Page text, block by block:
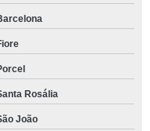
Rosália
João